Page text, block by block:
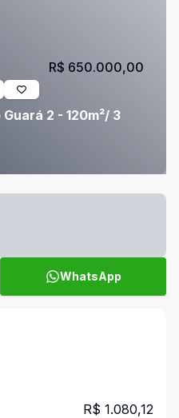
2 - 120m²/ 3
R$ 650.000,00
WhatsApp
R$ 1.080,12